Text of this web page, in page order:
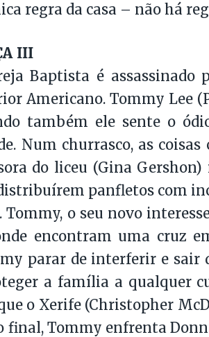
regra da casa – não há
III
Baptista é
Americano. Tommy Lee
também ele sente o
Num churrasco, as coisas
do liceu (Gina
panfletos com
Tommy, o seu novo
encontram uma cruz
parar de interferir e sair
a família a qualquer
o Xerife (Christopher
final, Tommy enfrenta